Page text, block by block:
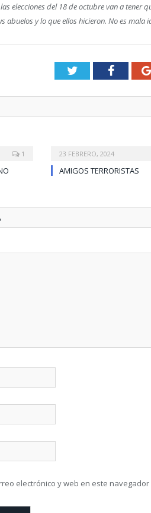
elecciones del 18 de octubre van a tener
abuelos y lo que ellos hicieron. No es mala
Twitter
1 23 FEBRERO, 2024
AMIGOS TERRORISTAS
electrónico y web en este